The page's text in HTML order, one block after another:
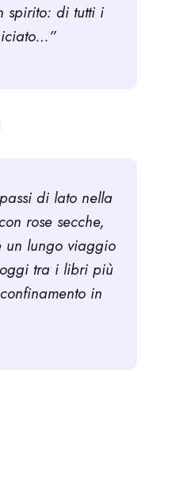
spirito: di tutti i
di lato nella
rose secche,
un lungo viaggio
tra i libri più
in